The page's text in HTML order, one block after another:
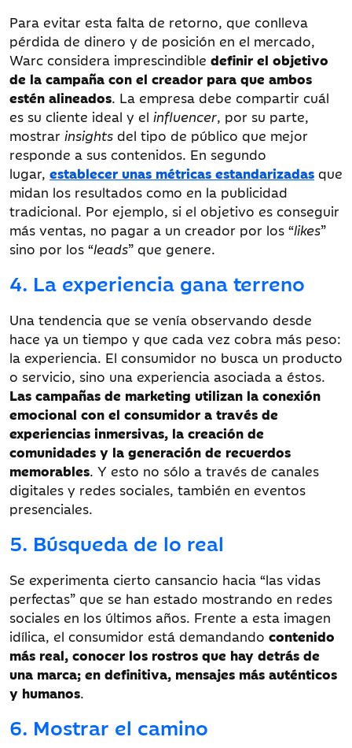
Para evitar esta falta de retorno, que conlleva
pérdida de dinero y de posición en el mercado,
Warc considera imprescindible definir el objetivo
de la campaña con el creador para que ambos
estén alineados. La empresa debe compartir cuál
es su cliente ideal y el influencer, por su parte,
mostrar insights del tipo de público que mejor
responde a sus contenidos. En segundo
lugar, establecer unas métricas estandarizadas que
midan los resultados como en la publicidad
tradicional. Por ejemplo, si el objetivo es conseguir
más ventas, no pagar a un creador por los “likes”
sino por los “leads” que genere.
4. La experiencia gana terreno
Una tendencia que se venía observando desde
hace ya un tiempo y que cada vez cobra más peso:
la experiencia. El consumidor no busca un producto
o servicio, sino una experiencia asociada a éstos.
Las campañas de marketing utilizan la conexión
emocional con el consumidor a través de
experiencias inmersivas, la creación de
comunidades y la generación de recuerdos
memorables. Y esto no sólo a través de canales
digitales y redes sociales, también en eventos
presenciales.
5. Búsqueda de lo real
Se experimenta cierto cansancio hacia “las vidas
perfectas” que se han estado mostrando en redes
sociales en los últimos años. Frente a esta imagen
idílica, el consumidor está demandando contenido
más real, conocer los rostros que hay detrás de
una marca; en definitiva, mensajes más auténticos
y humanos.
6. Mostrar el camino